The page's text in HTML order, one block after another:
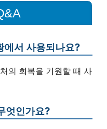
에서 사용되나요?
의 회복을 기원할 때 사
엇인가요?